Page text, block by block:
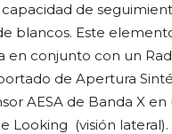
capacidad de
blancos. Este
en conjunto con un
de Apertura
AESA de Banda X
Looking (visión